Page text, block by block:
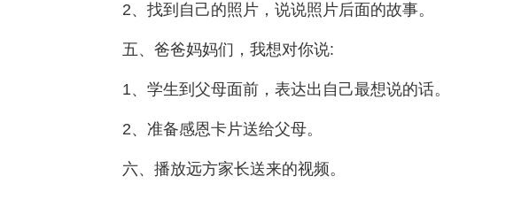
2、找到自己的照片，说说照片后面的故事。
五、爸爸妈妈们，我想对你说:
1、学生到父母面前，表达出自己最想说的话。
2、准备感恩卡片送给父母。
六、播放远方家长送来的视频。